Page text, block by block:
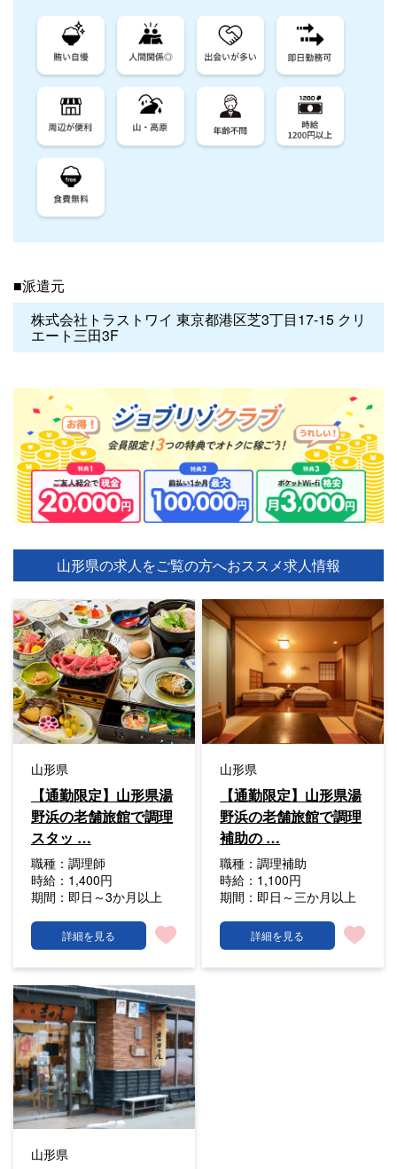
■派遣元
株式会社トラストワイ 東京都港区芝3丁目17-15 クリ
エート三田3F
山形県の求人をご覧の方へおススメ求人情報
山形県
【通勤限定】山形県湯
野浜の老舗旅館で調理
スタッ …
職種： 調理師
時給： 1,400円
期間： 即日～3か月以上
詳細を見る
山形県
【通勤限定】山形県湯
野浜の老舗旅館で調理
補助の …
職種：調理補助
時給： 1,100円
期間：即日～三か月以上
詳細を見る
山形県